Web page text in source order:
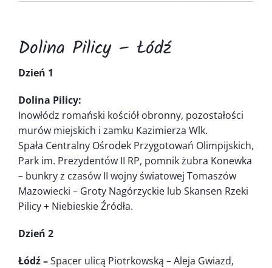
Dolina Pilicy – Łódź
Dzień 1
Dolina Pilicy:
Inowłódz romański kościół obronny, pozostałości
murów miejskich i zamku Kazimierza Wlk.
Spała Centralny Ośrodek Przygotowań Olimpijskich,
Park im. Prezydentów II RP, pomnik żubra Konewka
– bunkry z czasów II wojny światowej Tomaszów
Mazowiecki – Groty Nagórzyckie lub Skansen Rzeki
Pilicy + Niebieskie Źródła.
Dzień 2
Łódź –Spacer ulicą Piotrkowską – Aleja Gwiazd,